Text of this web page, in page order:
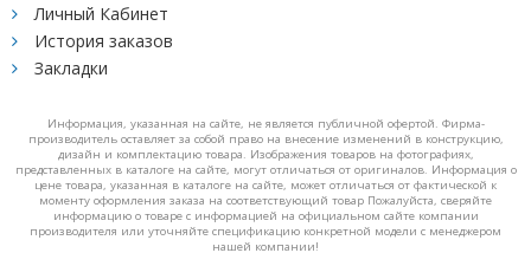
Личный Кабинет
История заказов
Закладки
Информация, указанная на сайте, не является публичной офертой. Фирма-
производитель оставляет за собой право на внесение изменений в конструкцию,
дизайн и комплектацию товара. Изображения товаров на фотографиях,
представленных в каталоге на сайте, могут отличаться от оригиналов. Информация о
цене товара, указанная в каталоге на сайте, может отличаться от фактической к
моменту оформления заказа на соответствующий товар Пожалуйста, сверяйте
информацию о товаре с информацией на официальном сайте компании
производителя или уточняйте спецификацию конкретной модели с менеджером
нашей компании!